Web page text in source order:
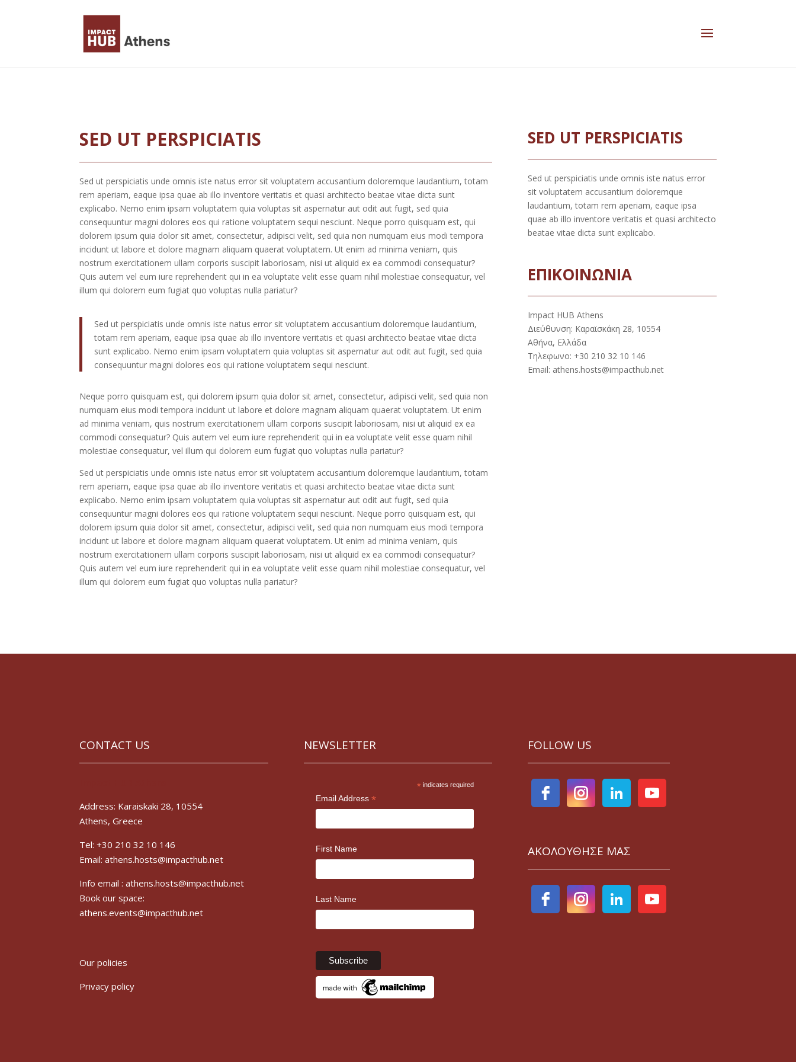
SED UT PERSPICIATIS
Sed ut perspiciatis unde omnis iste natus error sit voluptatem accusantium doloremque laudantium, totam
rem aperiam, eaque ipsa quae ab illo inventore veritatis et quasi architecto beatae vitae dicta sunt
explicabo. Nemo enim ipsam voluptatem quia voluptas sit aspernatur aut odit aut fugit, sed quia
consequuntur magni dolores eos qui ratione voluptatem sequi nesciunt. Neque porro quisquam est, qui
dolorem ipsum quia dolor sit amet, consectetur, adipisci velit, sed quia non numquam eius modi tempora
incidunt ut labore et dolore magnam aliquam quaerat voluptatem. Ut enim ad minima veniam, quis
nostrum exercitationem ullam corporis suscipit laboriosam, nisi ut aliquid ex ea commodi consequatur?
Quis autem vel eum iure reprehenderit qui in ea voluptate velit esse quam nihil molestiae consequatur, vel
illum qui dolorem eum fugiat quo voluptas nulla pariatur?
Sed ut perspiciatis unde omnis iste natus error sit voluptatem accusantium doloremque laudantium,
totam rem aperiam, eaque ipsa quae ab illo inventore veritatis et quasi architecto beatae vitae dicta
sunt explicabo. Nemo enim ipsam voluptatem quia voluptas sit aspernatur aut odit aut fugit, sed quia
consequuntur magni dolores eos qui ratione voluptatem sequi nesciunt.
Neque porro quisquam est, qui dolorem ipsum quia dolor sit amet, consectetur, adipisci velit, sed quia non
numquam eius modi tempora incidunt ut labore et dolore magnam aliquam quaerat voluptatem. Ut enim
ad minima veniam, quis nostrum exercitationem ullam corporis suscipit laboriosam, nisi ut aliquid ex ea
commodi consequatur? Quis autem vel eum iure reprehenderit qui in ea voluptate velit esse quam nihil
molestiae consequatur, vel illum qui dolorem eum fugiat quo voluptas nulla pariatur?
Sed ut perspiciatis unde omnis iste natus error sit voluptatem accusantium doloremque laudantium, totam
rem aperiam, eaque ipsa quae ab illo inventore veritatis et quasi architecto beatae vitae dicta sunt
explicabo. Nemo enim ipsam voluptatem quia voluptas sit aspernatur aut odit aut fugit, sed quia
consequuntur magni dolores eos qui ratione voluptatem sequi nesciunt. Neque porro quisquam est, qui
dolorem ipsum quia dolor sit amet, consectetur, adipisci velit, sed quia non numquam eius modi tempora
incidunt ut labore et dolore magnam aliquam quaerat voluptatem. Ut enim ad minima veniam, quis
nostrum exercitationem ullam corporis suscipit laboriosam, nisi ut aliquid ex ea commodi consequatur?
Quis autem vel eum iure reprehenderit qui in ea voluptate velit esse quam nihil molestiae consequatur, vel
illum qui dolorem eum fugiat quo voluptas nulla pariatur?
SED UT PERSPICIATIS
Sed ut perspiciatis unde omnis iste natus error
sit voluptatem accusantium doloremque
laudantium, totam rem aperiam, eaque ipsa
quae ab illo inventore veritatis et quasi architecto
beatae vitae dicta sunt explicabo.
ΕΠΙΚΟΙΝΩΝΙΑ
Impact HUB Athens
Διεύθυνση: Καραϊσκάκη 28, 10554
Αθήνα, Ελλάδα
Τηλεφωνο: +30 210 32 10 146
Email: athens.hosts@impacthub.net
CONTACT US
Address: Karaiskaki 28, 10554
Athens, Greece
Tel: +30 210 32 10 146
Email: athens.hosts@impacthub.net
Info email :athens.hosts@impacthub.net
Book our space:
athens.events@impacthub.net
Our policies
Privacy policy
NEWSLETTER
* indicates required
Email Address *
First Name
Last Name
FOLLOW US
ΑΚΟΛΟΥΘΗΣΕ ΜΑΣ